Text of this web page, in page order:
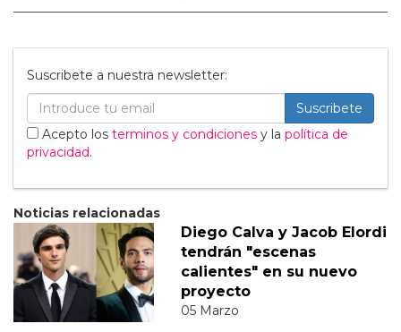
Suscribete a nuestra newsletter:
Suscribete
Acepto los terminos y condiciones y la política de
privacidad.
Noticias relacionadas
Diego Calva y Jacob Elordi
tendrán "escenas
calientes" en su nuevo
proyecto
05 Marzo